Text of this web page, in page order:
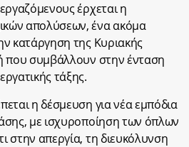
έρχεται η
απολύσεων, ένα ακόμα
κατάργηση της Κυριακής
που συμβάλλουν στην ένταση
τάξης.
η δέσμευση για νέα εμπόδια
με ισχυροποίηση των όπλων
στην απεργία, τη διευκόλυνση